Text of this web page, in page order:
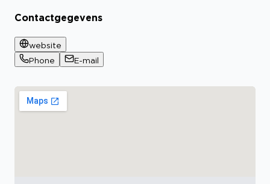
Contactgegevens
website
Phone
E-mail